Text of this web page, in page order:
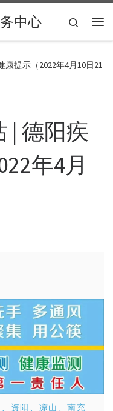
中心
Search
提示（2022年4月10日21
| 德阳疾
年4月
资阳、凉山、南充